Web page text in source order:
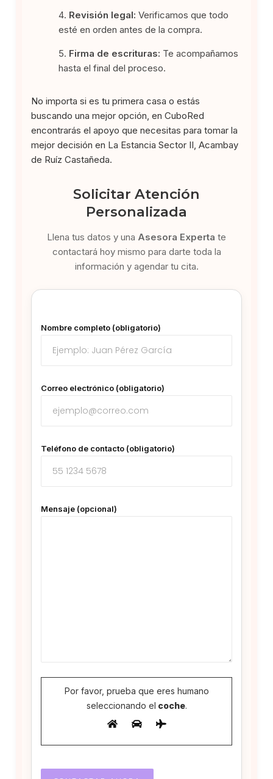
Revisión legal: Verificamos que todo
esté en orden antes de la compra.
Firma de escrituras: Te acompañamos
hasta el final del proceso.
No importa si es tu primera casa o estás
buscando una mejor opción, en CuboRed
encontrarás el apoyo que necesitas para tomar la
mejor decisión en La Estancia Sector II, Acambay
de Ruíz Castañeda.
Solicitar Atención
Personalizada
Llena tus datos y una Asesora Experta te
contactará hoy mismo para darte toda la
información y agendar tu cita.
Nombre completo (obligatorio)
Correo electrónico (obligatorio)
Teléfono de contacto (obligatorio)
Mensaje (opcional)
Por favor, prueba que eres humano
seleccionando el coche.